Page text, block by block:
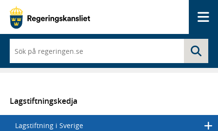
du
börjar
skriva
en
lista
med
sökförslag
Lagstiftningskedja
Lagstiftning i Sverige